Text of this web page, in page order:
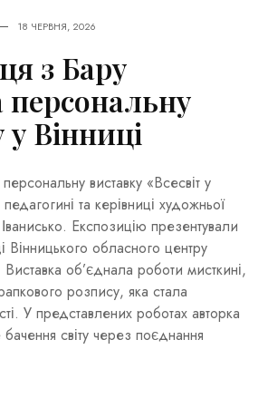
18 ЧЕРВНЯ, 2026
з Бару
персональну
Вінниці
виставку «Всесвіт у
та керівниці художньої
Експозицію презентували
Вінницького обласного центру
Виставка об’єднала роботи мисткині,
розпису, яка стала
У представлених роботах авторка
світу через поєднання